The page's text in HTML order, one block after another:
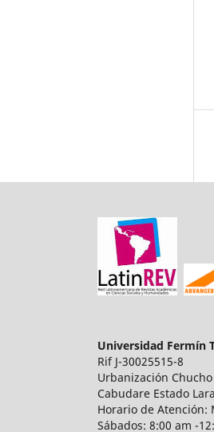
Universidad Fermín
Rif J-30025515-8
Urbanización
Cabudare Estado
Horario de Atención:
Sábados: 8:00 am -